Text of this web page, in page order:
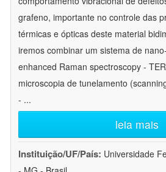
grafeno, importante no controle das
térmicas e ópticas deste material
iremos combinar um sistema de
enhanced Raman spectroscopy -
microscopia de tunelamento
- ...
leia mais
Instituição/UF/País: Universidade